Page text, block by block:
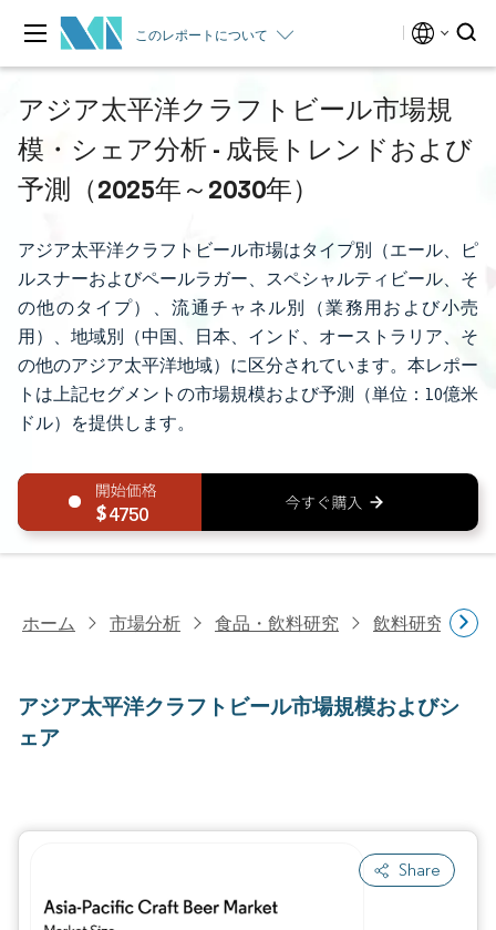
このレポートについて
アジア太平洋クラフトビール市場規
模・シェア分析 - 成長トレンドおよび
予測（2025年～2030年）
アジア太平洋クラフトビール市場はタイプ別（エール、ピ
ルスナーおよびペールラガー、スペシャルティビール、そ
の他のタイプ）、流通チャネル別（業務用および小売
用）、地域別（中国、日本、インド、オーストラリア、そ
の他のアジア太平洋地域）に区分されています。本レポー
トは上記セグメントの市場規模および予測（単位：10億米
ドル）を提供します。
4750
ホーム 市場分析 食品・飲料研究 飲料研究
アジア太平洋クラフトビール市場規模およびシ
ェア
Share